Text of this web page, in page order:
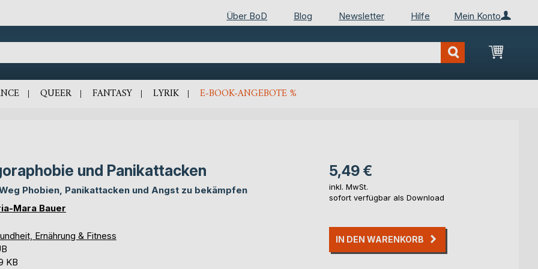
Mein Konto
Über BoD Blog Newsletter Hilfe
Mein
QUEER FANTASY LYRIK E-BOOK-ANGEBOTE %
und Panikattacken
Phobien, Panikattacken und Angst zu bekämpfen
Mara Bauer
Ernährung & Fitness
KB
5,49 €
inkl. MwSt.
sofort verfügbar als Download
IN DEN WARENKORB